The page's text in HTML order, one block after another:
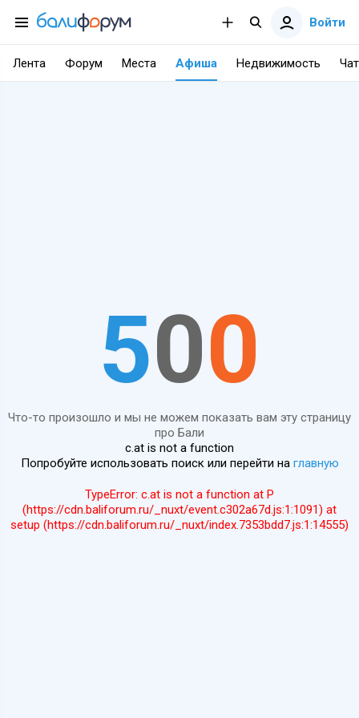
Войти
Лента Форум Места Афиша Недвижимость Чат
500
Что-то произошло и мы не можем показать вам эту страницу
про Бали
c.at is not a function
Попробуйте использовать поиск или перейти на главную
TypeError: c.at is not a function at P
(https://cdn.baliforum.ru/_nuxt/event.c302a67d.js:1:1091) at
setup (https://cdn.baliforum.ru/_nuxt/index.7353bdd7.js:1:14555)